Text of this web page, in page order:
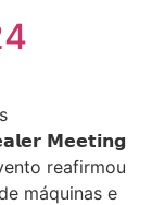
𝗠𝗲𝗲𝘁𝗶𝗻𝗴
reafirmou
máquinas e